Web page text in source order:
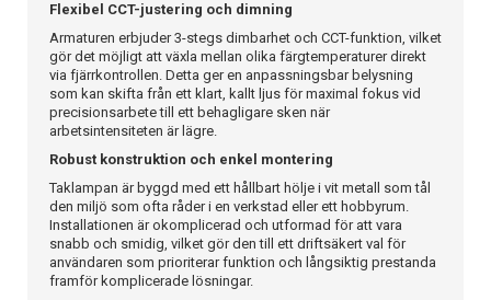
Flexibel CCT-justering och dimning
Armaturen erbjuder 3-stegs dimbarhet och CCT-funktion, vilket
gör det möjligt att växla mellan olika färgtemperaturer direkt
via fjärrkontrollen. Detta ger en anpassningsbar belysning
som kan skifta från ett klart, kallt ljus för maximal fokus vid
precisionsarbete till ett behagligare sken när
arbetsintensiteten är lägre.
Robust konstruktion och enkel montering
Taklampan är byggd med ett hållbart hölje i vit metall som tål
den miljö som ofta råder i en verkstad eller ett hobbyrum.
Installationen är okomplicerad och utformad för att vara
snabb och smidig, vilket gör den till ett driftsäkert val för
användaren som prioriterar funktion och långsiktig prestanda
framför komplicerade lösningar.